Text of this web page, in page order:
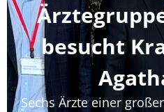
besucht
Sechs Ärzte einer